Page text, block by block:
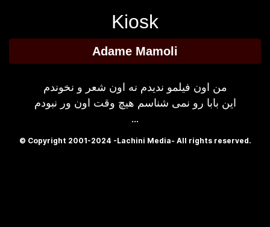
Kiosk
Adame Mamoli
من اون فیلمو ندیدم نه اون شعر و نخوندم
این بابا رو نمی شناسم هیچ وقت اون ور نبودم
...
© Copyright 2001-2024 -Lachini Media- All rights reserved.